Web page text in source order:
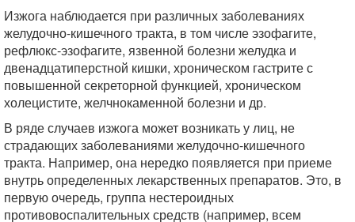
Изжога наблюдается при различных заболеваниях
желудочно-кишечного тракта, в том числе эзофагите,
рефлюкс-эзофагите, язвенной болезни желудка и
двенадцатиперстной кишки, хроническом гастрите с
повышенной секреторной функцией, хроническом
холецистите, желчнокаменной болезни и др.
В ряде случаев изжога может возникать у лиц, не
страдающих заболеваниями желудочно-кишечного
тракта. Например, она нередко появляется при приеме
внутрь определенных лекарственных препаратов. Это, в
первую очередь, группа нестероидных
противовоспалительных средств (например, всем